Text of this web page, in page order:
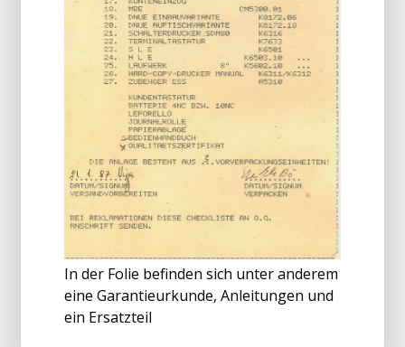
In der Folie befinden sich unter anderem
eine Garantieurkunde, Anleitungen und
ein Ersatzteil